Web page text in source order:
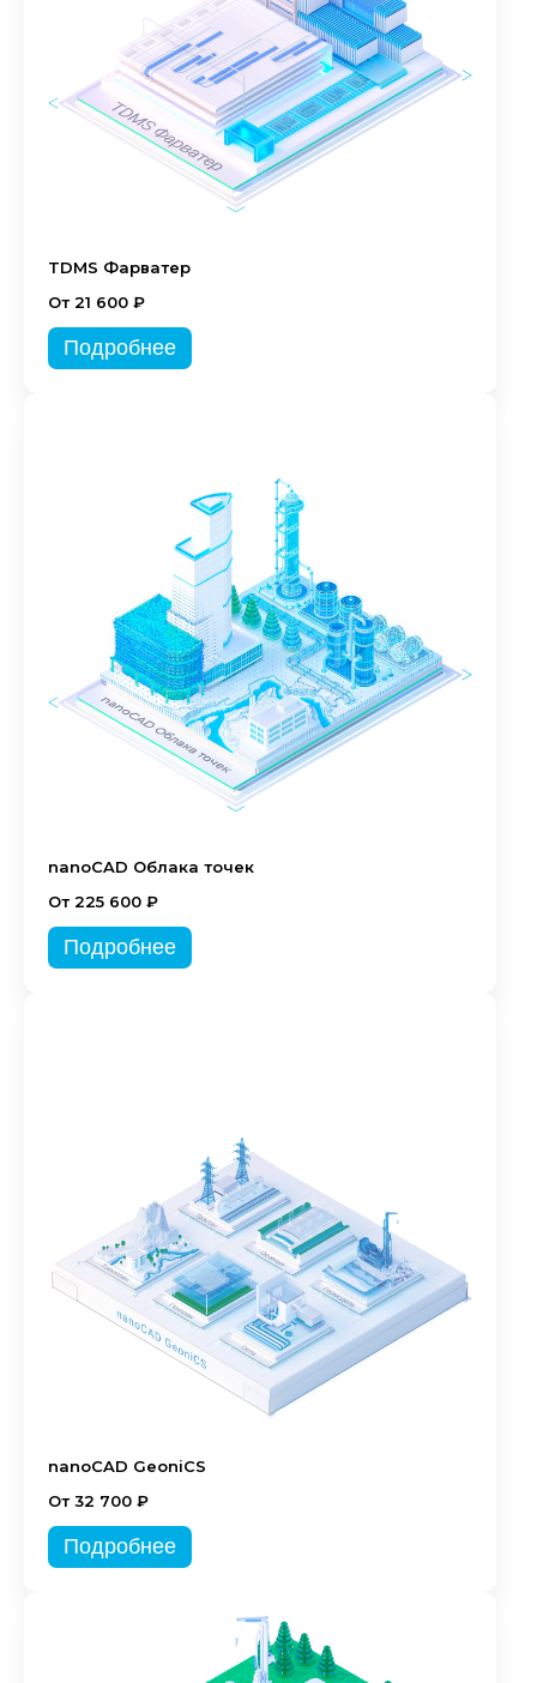
TDMS Фарватер
От 21 600 ₽
Подробнее
nanoCAD Облака точек
От 225 600 ₽
Подробнее
nanoCAD GeoniCS
От 32 700 ₽
Подробнее